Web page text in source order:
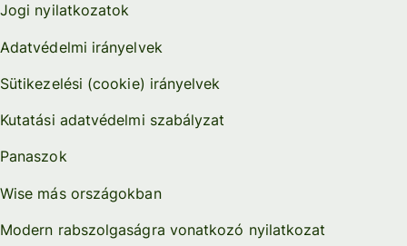
Jogi nyilatkozatok
Adatvédelmi irányelvek
Sütikezelési (cookie) irányelvek
Kutatási adatvédelmi szabályzat
Panaszok
Wise más országokban
Modern rabszolgaságra vonatkozó nyilatkozat